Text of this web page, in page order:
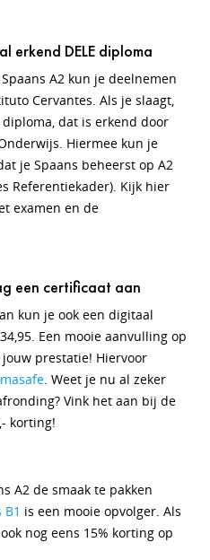
erkend DELE diploma
A2 kun je deelnemen
Cervantes. Als je slaagt,
dat is erkend door
Hiermee kun je
je Spaans beheerst op A2
Referentiekader). Kijk hier
examen en de
een certificaat aan
kun je ook een digitaal
Een mooie aanvulling op
prestatie! Hiervoor
. Weet je nu al zeker
Vink het aan bij de
korting!
A2 de smaak te pakken
is een mooie opvolger. Als
nog eens 15% korting op